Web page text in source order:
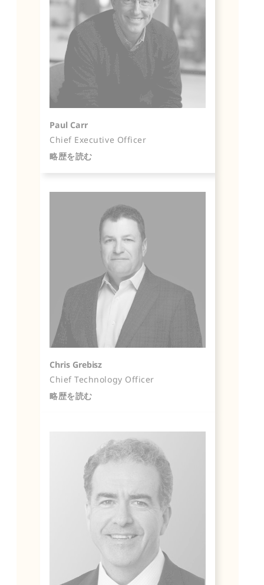
Paul Carr
Chief Executive Officer
略歴を読む
Chris Grebisz
Chief Technology Officer
略歴を読む